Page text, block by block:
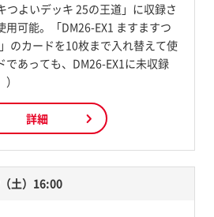
つよいデッキ 25の王道」に収録さ
用可能。「DM26-EX1 ますますつ
のカードを10枚まで入れ替えて使
であっても、DM26-EX1に未収録
詳細
土）16:00